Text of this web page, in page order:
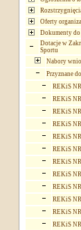
Oferty
Dokumenty do
Dotacje w
Sportu
Nabory
Przyznane
REKiS
REKiS
REKiS
REKiS
REKiS
REKiS
REKiS
REKiS
REKiS
REKiS
REKiS
REKiS